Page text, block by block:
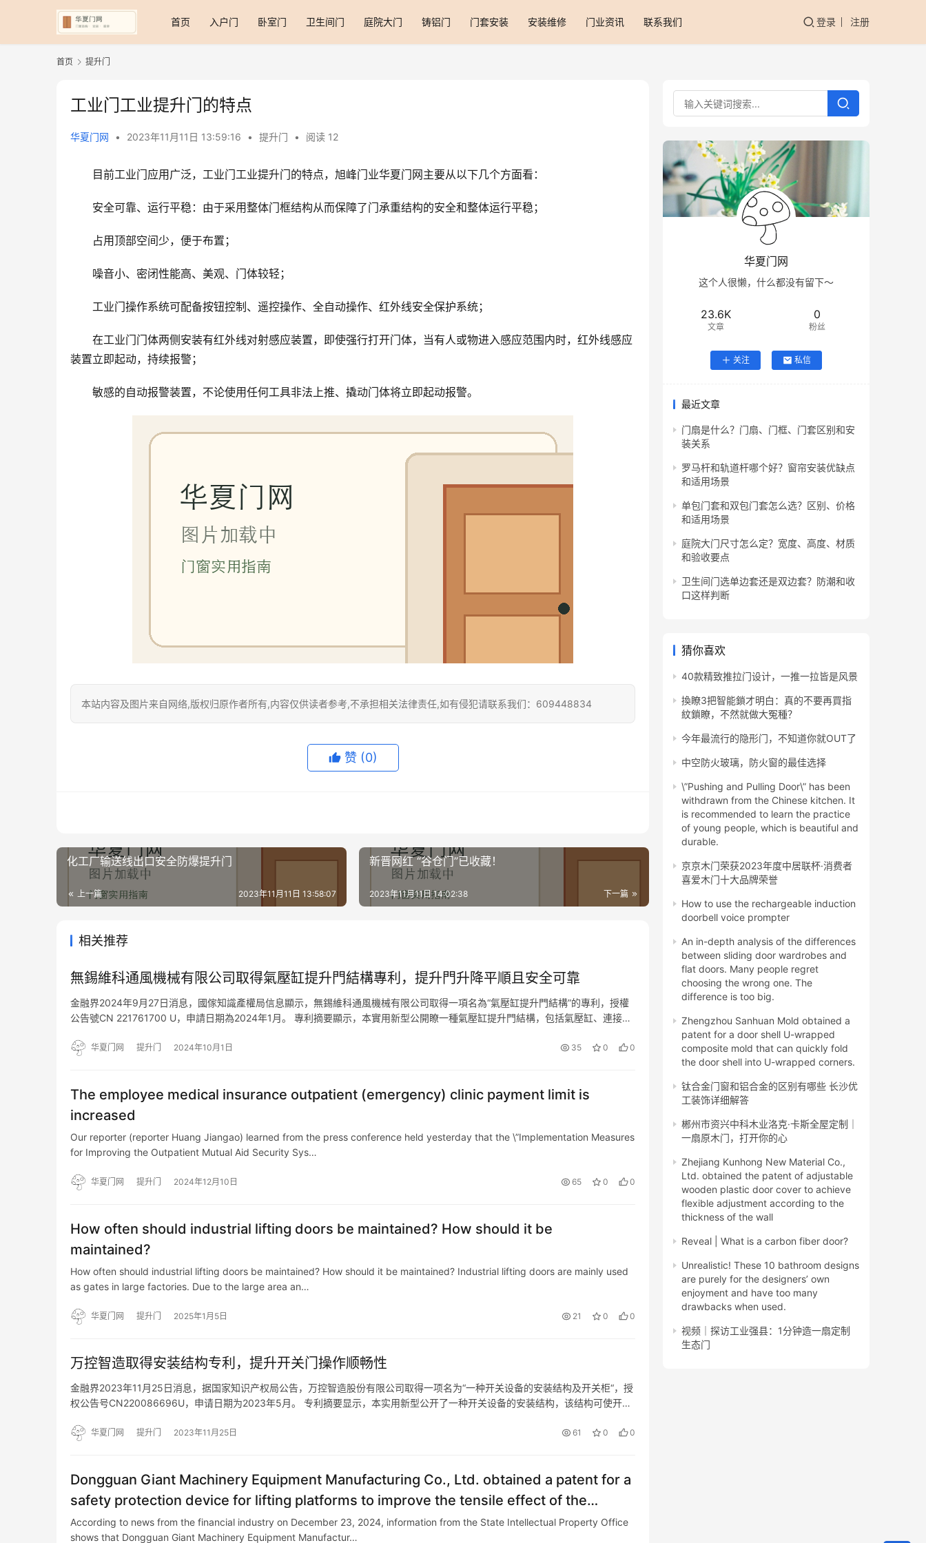
首页 入户门 卧室门 卫生间门 庭院大门 铸铝门 门套安装 安装维修 门业资讯 联系我们 登录 注册
首页 提升门
工业门工业提升门的特点
华夏门网 • 2023年11月11日 13:59:16 • 提升门 • 阅读 12
目前工业门应用广泛，工业门工业提升门的特点，旭峰门业华夏门网主要从以下几个方面看：
安全可靠、运行平稳：由于采用整体门框结构从而保障了门承重结构的安全和整体运行平稳；
占用顶部空间少，便于布置；
噪音小、密闭性能高、美观、门体较轻；
工业门操作系统可配备按钮控制、遥控操作、全自动操作、红外线安全保护系统；
在工业门门体两侧安装有红外线对射感应装置，即使强行打开门体，当有人或物进入感应范围内时，红外线感应
装置立即起动，持续报警；
敏感的自动报警装置，不论使用任何工具非法上推、撬动门体将立即起动报警。
本站内容及图片来自网络,版权归原作者所有,内容仅供读者参考,不承担相关法律责任,如有侵犯请联系我们：609448834
赞 (0)
化工厂输送线出口安全防爆提升门
上一篇 2023年11月11日 13:58:07
新晋网红 “谷仓门”已收藏！
下一篇
2023年11月11日 14:02:38
相关推荐
無錫維科通風機械有限公司取得氣壓缸提升門結構專利，提升門升降平順且安全可靠
金融界2024年9月27日消息，國傢知識產權局信息顯示，無錫維科通風機械有限公司取得一項名為“氣壓缸提升門結構”的專利，授權
公告號CN 221761700 U，申請日期為2024年1月。 專利摘要顯示，本實用新型公開瞭一種氣壓缸提升門結構，包括氣壓缸、連接
华夏门网 提升门 2024年10月1日 35 0 0
The employee medical insurance outpatient (emergency) clinic payment limit is
increased
Our reporter (reporter Huang Jiangao) learned from the press conference held yesterday that the \”Implementation Measures
for Improving the Outpatient Mutual Aid Security Sys…
华夏门网 提升门 2024年12月10日 65 0 0
How often should industrial lifting doors be maintained? How should it be
maintained?
How often should industrial lifting doors be maintained? How should it be maintained? Industrial lifting doors are mainly used
as gates in large factories. Due to the large area an…
华夏门网 提升门 2025年1月5日 21 0 0
万控智造取得安装结构专利，提升开关门操作顺畅性
金融界2023年11月25日消息，据国家知识产权局公告，万控智造股份有限公司取得一项名为“一种开关设备的安装结构及开关柜“，授
权公告号CN220086696U，申请日期为2023年5月。 专利摘要显示，本实用新型公开了一种开关设备的安装结构，该结构可使开关
华夏门网 提升门 2023年11月25日 61 0 0
Dongguan Giant Machinery Equipment Manufacturing Co., Ltd. obtained a patent for a
safety protection device for lifting platforms to improve the tensile effect of the
protective door.
According to news from the financial industry on December 23, 2024, information from the State Intellectual Property Office
shows that Dongguan Giant Machinery Equipment Manufactur…
华夏门网
这个人很懒，什么都没有留下～
23.6K
文章
0
粉丝
关注 私信
最近文章
门扇是什么？门扇、门框、门套区别和安
装关系
罗马杆和轨道杆哪个好？窗帘安装优缺点
和适用场景
单包门套和双包门套怎么选？区别、价格
和适用场景
庭院大门尺寸怎么定？宽度、高度、材质
和验收要点
卫生间门选单边套还是双边套？防潮和收
口这样判断
猜你喜欢
40款精致推拉门设计，一推一拉皆是风景
換瞭3把智能鎖才明白：真的不要再買指
紋鎖瞭，不然就做大冤種？
今年最流行的隐形门，不知道你就OUT了
中空防火玻璃，防火窗的最佳选择
\”Pushing and Pulling Door\” has been
withdrawn from the Chinese kitchen. It
is recommended to learn the practice
of young people, which is beautiful and
durable.
京京木门荣获2023年度中居联杯·消费者
喜爱木门十大品牌荣誉
How to use the rechargeable induction
doorbell voice prompter
An in-depth analysis of the differences
between sliding door wardrobes and
flat doors. Many people regret
choosing the wrong one. The
difference is too big.
Zhengzhou Sanhuan Mold obtained a
patent for a door shell U-wrapped
composite mold that can quickly fold
the door shell into U-wrapped corners.
钛合金门窗和铝合金的区别有哪些 长沙优
工装饰详细解答
郴州市资兴中科木业洛克·卡斯全屋定制｜
一扇原木门，打开你的心
Zhejiang Kunhong New Material Co.,
Ltd. obtained the patent of adjustable
wooden plastic door cover to achieve
flexible adjustment according to the
thickness of the wall
Reveal | What is a carbon fiber door?
Unrealistic! These 10 bathroom designs
are purely for the designers’ own
enjoyment and have too many
drawbacks when used.
视频｜探访工业强县：1分钟造一扇定制
生态门